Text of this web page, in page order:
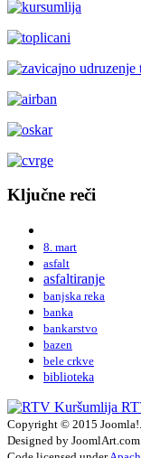
Ključne reči
8. mart
asfalt
asfaltiranje
banjska reka
banka
bankarstvo
bazen
bele crkve
biblioteka
Copyright © 2015
Designed by JoomlArt.com.